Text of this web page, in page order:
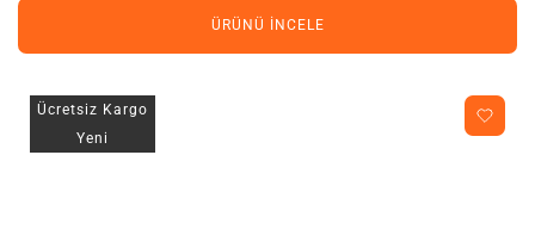
ÜRÜNÜ İNCELE
Ücretsiz Kargo
Yeni